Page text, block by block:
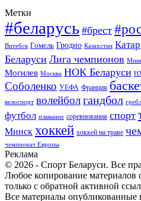
Метки
#беларусь #брест
Витебск Гомель Гродно Казахстан Катар
Беларуси Лига чемпионов
Могилев Москва НОК Беларуси
Соболенко УЕФА Франция
велоспорт волейболгандбол
футбол плавание соревнования спорт
Минск хоккей хоккей на траве
чемпионат Европы
Реклама
© 2026 - Спорт Беларуси. Все
Любое копирование материалов
только с обратной активной
Все материалы опубликованные